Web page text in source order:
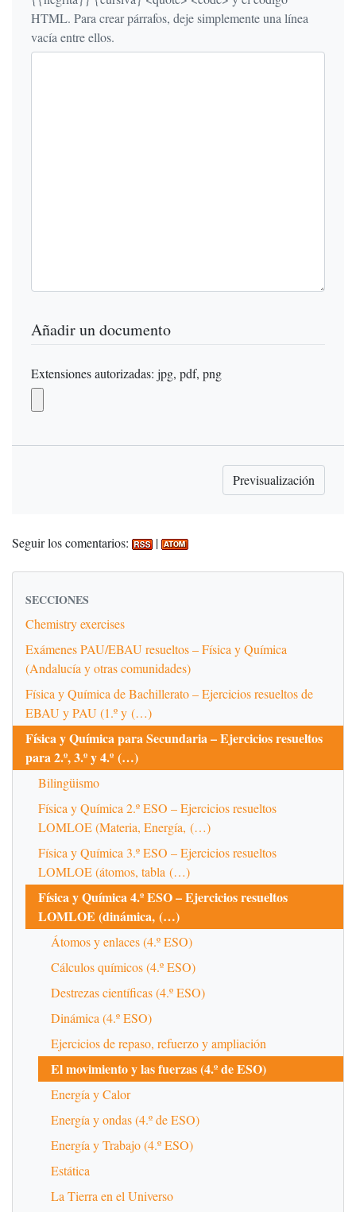
HTML. Para crear párrafos, deje simplemente una línea
vacía entre ellos.
Añadir un documento
Extensiones autorizadas: jpg, pdf, png
Seguir los comentarios: |
SECCIONES
Chemistry exercises
Exámenes PAU/EBAU resueltos – Física y Química
(Andalucía y otras comunidades)
Física y Química de Bachillerato – Ejercicios resueltos de
EBAU y PAU (1.º y (…)
Física y Química para Secundaria – Ejercicios resueltos
para 2.º, 3.º y 4.º (…)
Bilingüismo
Física y Química 2.º ESO – Ejercicios resueltos
LOMLOE (Materia, Energía, (…)
Física y Química 3.º ESO – Ejercicios resueltos
LOMLOE (átomos, tabla (…)
Física y Química 4.º ESO – Ejercicios resueltos
LOMLOE (dinámica, (…)
Átomos y enlaces (4.º ESO)
Cálculos químicos (4.º ESO)
Destrezas científicas (4.º ESO)
Dinámica (4.º ESO)
Ejercicios de repaso, refuerzo y ampliación
El movimiento y las fuerzas (4.º de ESO)
Energía y Calor
Energía y ondas (4.º de ESO)
Energía y Trabajo (4.º ESO)
Estática
La Tierra en el Universo